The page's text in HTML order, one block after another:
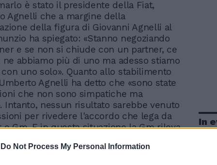
Do Not Process My Personal Information
è stato il presidente della Fiat,
Agnelli che a margine della
della figura di Giovanni Agnelli al
ha spiegato: «Stanno negoziando
e se non si chiude con un partner, ce
abbiamo più di uno ma adesso stiamo
uno solo». Quanto allo stabilimento
Agnelli ha detto che «sono state
che non sono simpatiche ma
Intanto, nessun risultato sarebbe venuto
per rivedere l'accordo che lega da
e Gm. E in questa situazione la Gm rileva
che consente alla Fiat di cedere a
In